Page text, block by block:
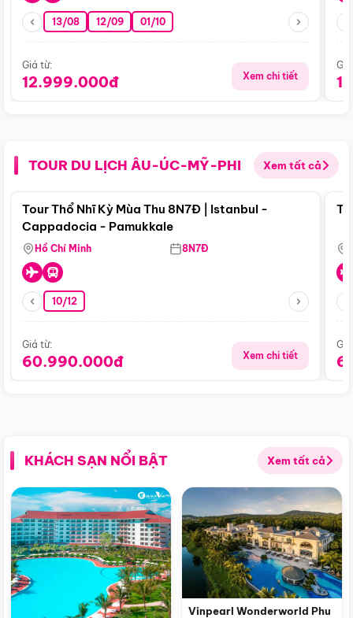
13/08 12/09 01/10
Giá từ:
12.999.000đ Xem chi tiết
TOUR DU LỊCH ÂU-ÚC-MỸ-PHI Xem tất cả
Điểm nổi bật
Tour Thổ Nhĩ Kỳ Mùa Thu 8N7Đ | Istanbul -
Cappadocia - Pamukkale
Hồ Chí Minh 8N7Đ
10/12
Giá từ:
60.990.000đ Xem chi tiết
KHÁCH SẠN NỔI BẬT Xem tất cả
Vinpearl Wonderworld Phu